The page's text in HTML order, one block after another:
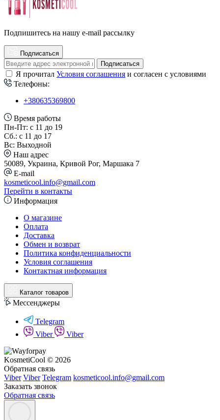
Подпишитесь на нашу e-mail рассылку
Подписаться
Подписаться
Я прочитал Условия соглашения и согласен с условиями
Телефоны:
+380635369800
Время работы
Пн-Пт: с 11 до 19
Сб.: с 11 до 17
Вс: Выходной
Наш адрес
50089, Украина, Кривой Рог, Маршака 7
E-mail
kosmeticool.info@gmail.com
Перейти в контакты
Информация
О магазине
Оплата
Доставка
Обмен и возврат
Политика конфиденциальности
Условия соглашения
Контактная информация
Каталог товаров
Мессенджеры
Telegram
Viber
Viber
KosmetiCool © 2026
Обратная связь
Viber Viber Telegram kosmeticool.info@gmail.com
Заказать звонок
Обратная связь